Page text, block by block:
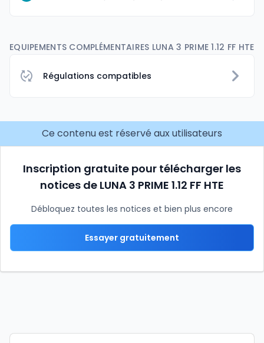
EQUIPEMENTS COMPLÉMENTAIRES LUNA 3 PRIME 1.12 FF HTE
Régulations compatibles
Ce contenu est réservé aux utilisateurs
Inscription gratuite pour télécharger les
notices de LUNA 3 PRIME 1.12 FF HTE
Débloquez toutes les notices et bien plus encore
Essayer gratuitement